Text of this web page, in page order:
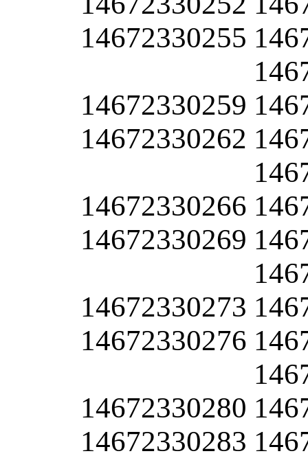
14672330255
14672330259
14672330262
14672330266
14672330269
14672330273
14672330276
14672330280
14672330283